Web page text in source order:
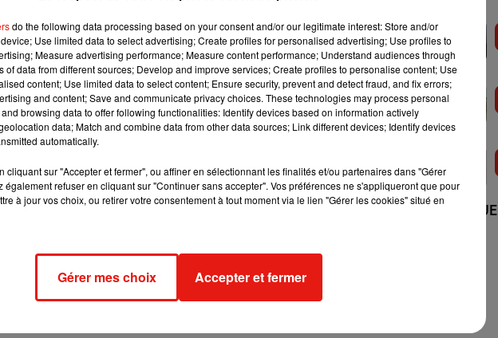
America, Europe and Asia and several of the main suspects
des DVD et Blu-ray avant leur sortie et proposait leur
Il faisait l’objet d’une enquête depuis septembre 2016
date de sortie. En particulier, ceux des principaux studios de
dollars de perte, "principalement au cinéma, à la télévision et
du droit d'auteur», précise Europol.
distributeurs. Ils promettaient de ne pas vendre les DVD et
ils en craquaient la sécurité pour les copier en haute définition.
des réseaux peer-to-peer et torrent.
tchèque, au Danemark, en France, en Allemagne, en
en Roumanie, en Corée du Sud, en Espagne, en Suède, en
du 25 août qui a pu avoir lieu avec l’aide des autorités
+ DE MUSIQUE
do the following data processing based on your consent and/or our legitimate interest: Store and/or
Use limited data to select advertising; Create profiles for personalised advertising; Use profiles to
Measure advertising performance; Measure content performance; Understand audiences through
of data from different sources; Develop and improve services; Create profiles to personalise content; Use
content; Use limited data to select content; Ensure security, prevent and detect fraud, and fix errors;
and content; Save and communicate privacy choices. These technologies may process personal
browsing data to offer following functionalities: Identify devices based on information actively
data; Match and combine data from other data sources; Link different devices; Identify devices
automatically.
cliquant sur "Accepter et fermer", ou affiner en sélectionnant les finalités et/ou partenaires dans "Gérer
également refuser en cliquant sur "Continuer sans accepter". Vos préférences ne s'appliqueront que pour
à jour vos choix, ou retirer votre consentement à tout moment via le lien "Gérer les cookies" situé en
Gérer mes choix Accepter et fermer